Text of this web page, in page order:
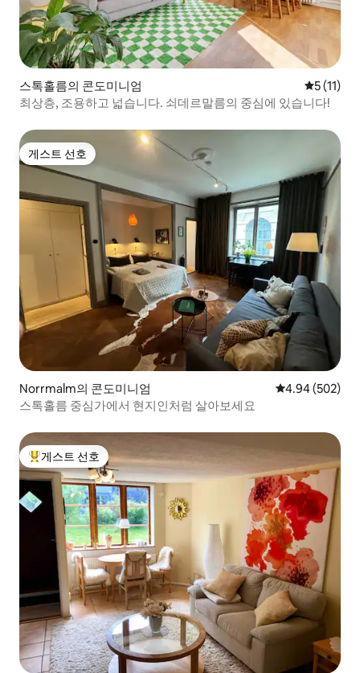
스톡홀름의 콘도미니엄 평점 5점
5 (11)
최상층, 조용하고 넓습니다. 쇠데르말름의 중심에 있습니다!
게스트 선호
게스트 선호
Norrmalm의 콘도미니엄 평점 4.94점(5
4.94 (502)
스톡홀름 중심가에서 현지인처럼 살아보세요
상위 게스트 선호
게스트 선호